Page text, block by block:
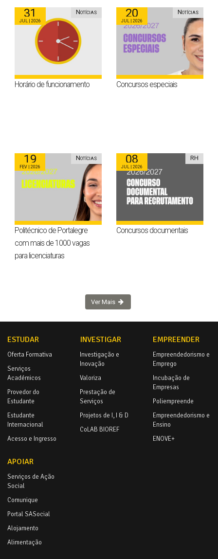
31
Jul | 2026
Notícias
Horário de funcionamento
20
Jul | 2026
Notícias
Concursos especiais
19
Fev | 2026
Notícias
Politécnico de Portalegre
com mais de 1000 vagas
para licenciaturas
08
Jul | 2026
RH
Concursos documentais
Ver Mais
ESTUDAR
Oferta Formativa
Serviços
Académicos
Provedor do
Estudante
Estudante
Internacional
Acesso e Ingresso
INVESTIGAR
Investigação e
Inovação
Valoriza
Prestação de
Serviços
Projetos de I, I & D
CoLAB BIOREF
EMPREENDER
Empreendedorismo e
Emprego
Incubação de
Empresas
Poliempreende
Empreendedorismo e
Ensino
ENOVE+
APOIAR
Serviços de Ação
Social
Comunique
Portal SASocial
Alojamento
Alimentação